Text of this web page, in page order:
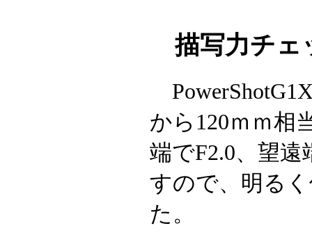
描写力チェ
から120ｍｍ相
端でF2.0、望
すので、明る
た。